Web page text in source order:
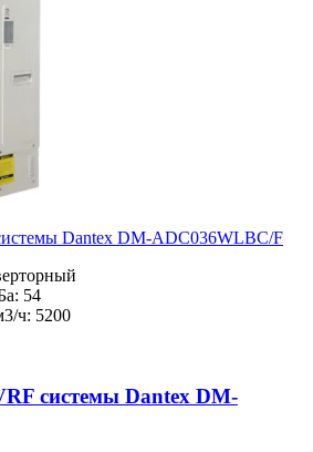
Dantex DM-ADC036WLBC/F
54
ч: 5200
системы Dantex DM-